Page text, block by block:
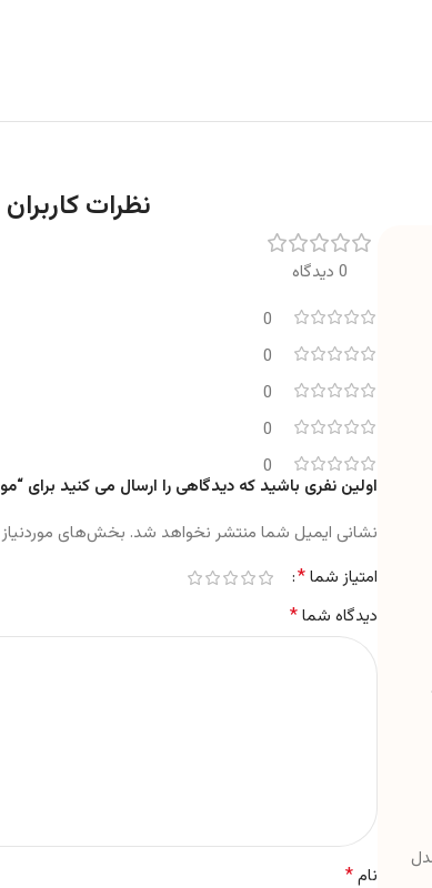
نظرات کاربران
0 دیدگاه
0
0
0
0
0
اولین نفری باشید که دیدگاهی را ارسال می کنید برای
نشانی ایمیل شما منتشر نخواهد شد. بخش‌های
امتیاز شما*
دیدگاه شما*
نام*